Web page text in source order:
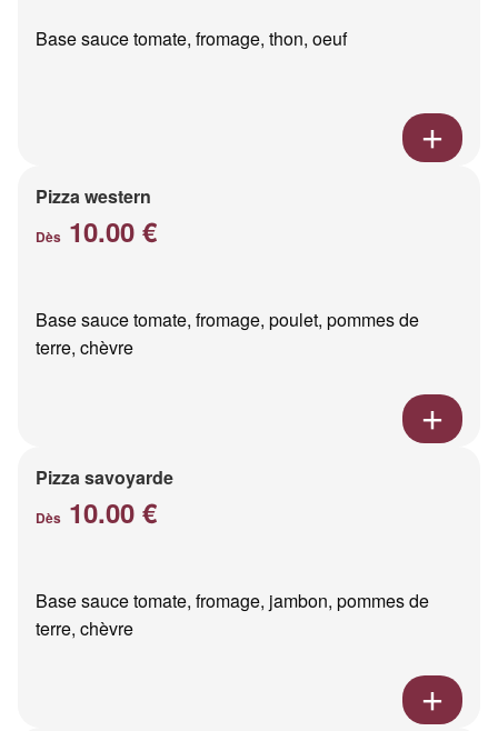
Base sauce tomate, fromage, thon, oeuf
Pizza western
Dès 10.00 €
Base sauce tomate, fromage, poulet, pommes de
terre, chèvre
Pizza savoyarde
Dès 10.00 €
Base sauce tomate, fromage, jambon, pommes de
terre, chèvre